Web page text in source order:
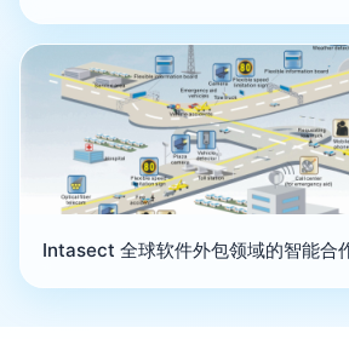
Intasect 全球软件外包领域的智能合